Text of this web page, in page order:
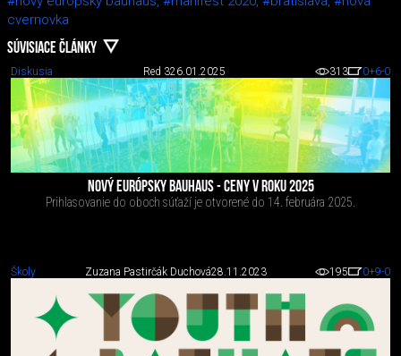
cvernovka
SÚVISIACE ČLÁNKY
Diskusia Red 326.01.2025 313 0+6-0
NOVÝ EURÓPSKY BAUHAUS - CENY V ROKU 2025
Prihlasovanie do oboch súťaží je otvorené do 14. februára 2025.
Školy Zuzana Pastirčák Duchová28.11.2023 195 0+9-0